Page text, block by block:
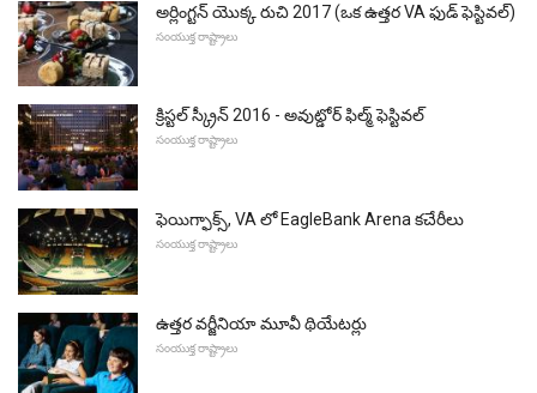
అర్లింగ్టన్ యొక్క రుచి 2017 (ఒక ఉత్తర VA ఫుడ్ ఫెస్టివల్)
సంయుక్త రాష్ట్రాలు
క్రిస్టల్ స్క్రీన్ 2016 - అవుట్డోర్ ఫిల్మ్ ఫెస్టివల్
సంయుక్త రాష్ట్రాలు
ఫెయిగ్ఫాక్స్, VA లో EagleBank Arena కచేరీలు
సంయుక్త రాష్ట్రాలు
ఉత్తర వర్జీనియా మూవీ థియేటర్లు
సంయుక్త రాష్ట్రాలు